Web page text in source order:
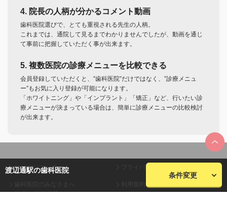
渡辺通駅の歯科医院
条件変更
4. 院長の人柄が分かるコメント動画
歯科医院選びで、とても重視される先生の人柄。
これまでは、通院して見るまでわかりませんでしたが、動画を通じ
て事前に把握していただく事が出来ます。
5. 複数医院の診療メニューを比較できる
会員登録していただくと、”歯科医院”だけではなく、”診療メニュ
ー”もお気に入り登録が可能になります。
「ホワイトニング」や「インプラント」「矯正」など、行いたい診
療メニューが決まっている場合は、簡単に診療メニューの比較検討
が出来ます。
seekerについて
歯科医院のみなさまへ
(無料・有料掲載について)
プライバシーポリシー